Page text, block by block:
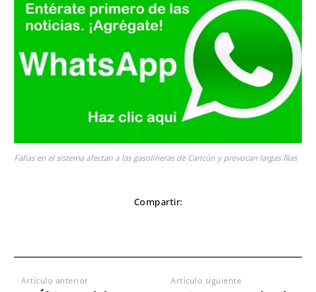
Fallas en el sistema afectan a las gasolineras de Cancún y provocan largas filas
Compartir:
Artículo anterior Artículo siguiente